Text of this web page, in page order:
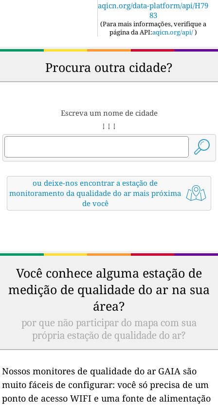
aqicn.org/data-platform/api/H79
83
(Para mais informações, verifique a
página da API:aqicn.org/api/ )
Procura outra cidade?
Escreva um nome de cidade
↓ ↓ ↓
ou deixe-nos encontrar a estação de
monitoramento da qualidade do ar mais próxima
de você
Você conhece alguma estação de
medição de qualidade do ar na sua
área?
por que não participar do mapa com sua
própria estação de qualidade do ar?
Nossos monitores de qualidade do ar GAIA são
muito fáceis de configurar: você só precisa de um
ponto de acesso WIFI e uma fonte de alimentação